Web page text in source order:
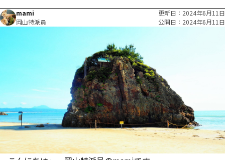
mami
岡山特派員
更新日
2024年6月11日
公開日
2024年6月11日